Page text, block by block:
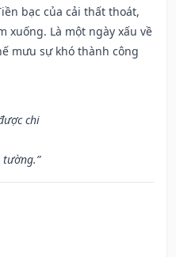
bạc của cải thất thoát,
xuống. Là một ngày xấu về
mưu sự khó thành công
chi